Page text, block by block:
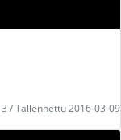
/ Tallennettu 2016-03-09